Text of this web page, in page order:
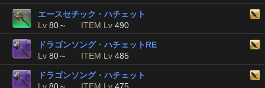
エースセチック・ハチェット
Lv 80～ ITEM Lv 490
ドラゴンソング・ハチェットRE
Lv 80～ ITEM Lv 485
ドラゴンソング・ハチェット